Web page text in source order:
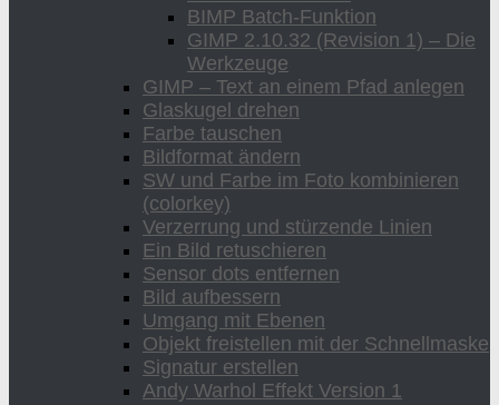
BIMP Batch-Funktion
GIMP 2.10.32 (Revision 1) – Die
Werkzeuge
GIMP – Text an einem Pfad anlegen
Glaskugel drehen
Farbe tauschen
Bildformat ändern
SW und Farbe im Foto kombinieren
(colorkey)
Verzerrung und stürzende Linien
Ein Bild retuschieren
Sensor dots entfernen
Bild aufbessern
Umgang mit Ebenen
Objekt freistellen mit der Schnellmaske
Signatur erstellen
Andy Warhol Effekt Version 1